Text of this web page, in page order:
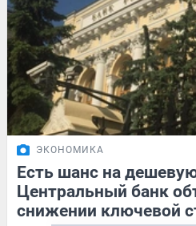
ЭКОНОМИКА
Есть шанс на
Центральный банк
снижении ключевой